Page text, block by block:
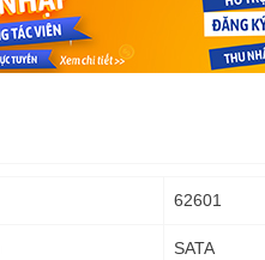
62601
SATA